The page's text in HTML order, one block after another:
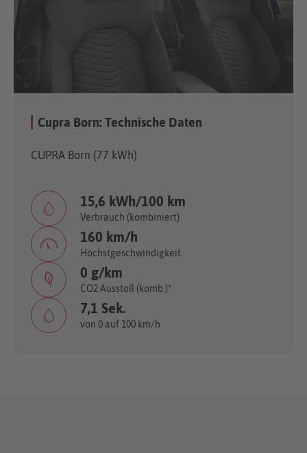
Cupra Born: Technische Daten
CUPRA Born (77 kWh)
15,6 kWh/100 km
Verbrauch (kombiniert)
160 km/h
Höchstgeschwindigkeit
0 g/km
CO2 Ausstoß (komb.)*
7,1 Sek.
von 0 auf 100 km/h